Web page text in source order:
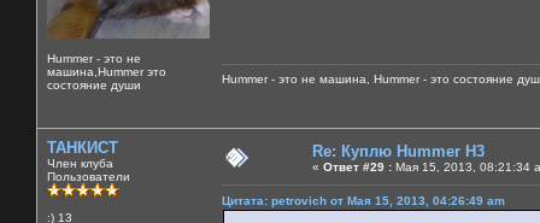
Hummer - это не
машина,Hummer это
состояние души
Hummer - это не машина, Hummer - это состояние
ТАНКИСТ
Член клуба
Пользователи
:) 13
Re: Куплю Hummer H3
« Ответ #29 : Мая 15, 2013, 08:21:34
Цитата: petrovich от Мая 15, 2013, 04:26:49 am